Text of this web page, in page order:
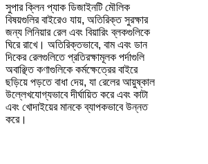
সুপার ক্লিন প্যাক ডিজাইনটি মৌলিক
বিষয়গুলির বাইরেও যায়, অতিরিক্ত সুরক্ষার
জন্য লিনিয়ার রেল এবং বিয়ারিং ব্লকগুলিকে
ঘিরে রাখে। অতিরিক্তভাবে, বাম এবং ডান
দিকের রেলগুলিতে প্রতিরক্ষামূলক পর্দাগুলি
অবাঞ্ছিত কণাগুলিকে কর্মক্ষেত্রের বাইরে
ছড়িয়ে পড়তে বাধা দেয়, যা রেলের আয়ুষ্কাল
উল্লেখযোগ্যভাবে দীর্ঘায়িত করে এবং কাটা
এবং খোদাইয়ের মানকে ব্যাপকভাবে উন্নত
করে।